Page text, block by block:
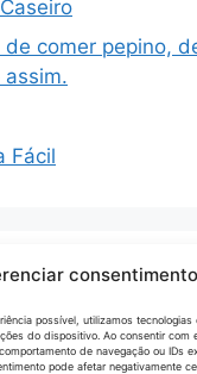
consentimento
possível, utilizamos
do dispositivo. Ao consentir com
de navegação ou IDs
pode afetar negativamente
comer pepino,
Fácil
para mostrar.